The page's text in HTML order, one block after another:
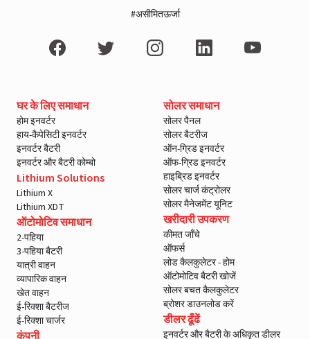
#असीमितऊर्जा
घर के लिए समाधान
होम इनवर्टर
हाय-कैपेसिटी इनवर्टर
इनवर्टर बैटरी
इनवर्टर और बैटरी कोम्बो
Lithium Solutions
Lithium X
Lithium XDT
ऑटोमोटिव समाधान
2-पहिया
3-पहिया बैटरी
यात्री वाहन
व्यापारिक वाहन
खेत वाहन
ई-रिक्शा बैटरीज
ई-रिक्शा चार्जर
सोलर समाधान
सोलर पैनल
सोलर बैटरीज
ऑन-ग्रिड इनवर्टर
ऑफ-ग्रिड इनवर्टर
हाइब्रिड इनवर्टर
सोलर चार्ज कंट्रोलर
सोलर मैनेजमेंट यूनिट
खरीदारी उपकरण
कीमत जाँचे
ऑफर्स
लोड कैलकुलेटर - होम
ऑटोमोटिव बैटरी खोजें
सोलर बचत कैलकुलेटर
ब्रोशर डाउनलोड करें
डीलर ढूँढें
इनवर्टर और बैटरी के अधिकृत डीलर